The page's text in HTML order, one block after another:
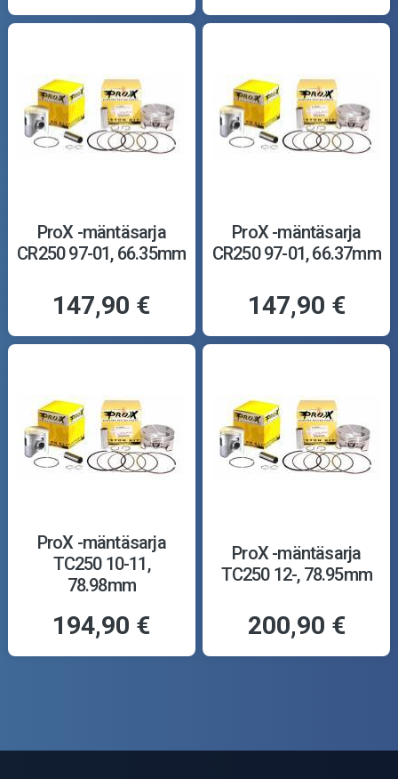
ProX -mäntäsarja
CR250 97-01, 66.35mm
147,90 €
ProX -mäntäsarja
CR250 97-01, 66.37mm
147,90 €
ProX -mäntäsarja
TC250 10-11,
78.98mm
194,90 €
ProX -mäntäsarja
TC250 12-, 78.95mm
200,90 €